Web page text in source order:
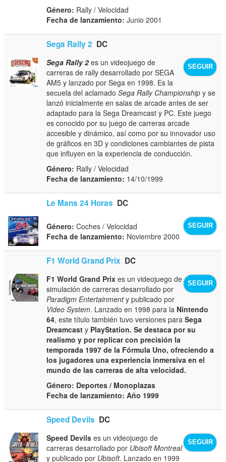
Género: Rally / Velocidad
Fecha de lanzamiento: Junio 2001
Sega Rally 2 DC
SEGUIR
Sega Rally 2es un videojuego de
carreras de rally desarrollado por SEGA
AM5 y lanzado por Sega en 1998. Es la
secuela del aclamadoSega Rally Championship y se
lanzó inicialmente en salas de arcade antes de ser
adaptado para la Sega Dreamcast y PC. Este juego
es conocido por su juego de carreras arcade
accesible y dinámico, así como por su innovador uso
de gráficos en 3D y condiciones cambiantes de pista
que influyen en la experiencia de conducción.
Género: Rally / Velocidad
Fecha de lanzamiento: 14/10/1999
Le Mans 24 Horas DC
SEGUIR
Género: Coches / Velocidad
Fecha de lanzamiento: Noviembre 2000
F1 World Grand Prix DC
SEGUIR
F1 World Grand Prix es un videojuego de
simulación de carreras desarrollado por
Paradigm Entertainmenty publicado por
Video System. Lanzado en 1998 para la Nintendo
64, este título también tuvo versiones paraSega
Dreamcast y PlayStation. Se destaca por su
realismo y por replicar con precisión la
temporada 1997 de la Fórmula Uno, ofreciendo a
los jugadores una experiencia inmersiva en el
mundo de las carreras de alta velocidad.
Género: Deportes / Monoplazas
Fecha de lanzamiento: Año 1999
Speed Devils DC
SEGUIR
Speed Devils es un videojuego de
carreras desarrollado por Ubisoft Montreal
y publicado por Ubisoft. Lanzado en 1999